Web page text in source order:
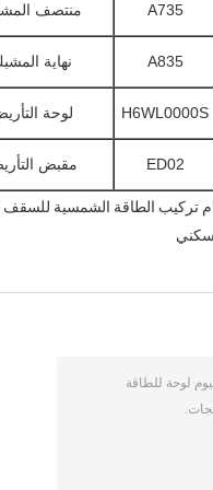
A735 منتصف
A835 نهاية
H6WL0000S لوحة
ED02 مقبض
تركيب الطاقة الشمسية للسقف